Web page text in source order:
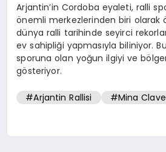
Arjantin’in Cordoba eyaleti, ralli
önemli merkezlerinden biri olarak
dünya ralli tarihinde seyirci
ev sahipliği yapmasıyla biliniyor.
sporuna olan yoğun ilgiyi ve
gösteriyor.
#Arjantin Rallisi #Mina